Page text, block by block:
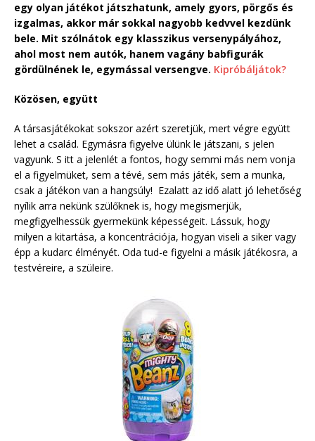
egy olyan játékot játszhatunk, amely gyors, pörgős és
izgalmas, akkor már sokkal nagyobb kedvvel kezdünk
bele. Mit szólnátok egy klasszikus versenypályához,
ahol most nem autók, hanem vagány babfigurák
gördülnének le, egymással versengve. Kipróbáljátok?
Közösen, együtt
A társasjátékokat sokszor azért szeretjük, mert végre együtt
lehet a család. Egymásra figyelve ülünk le játszani, s jelen
vagyunk. S itt a jelenlét a fontos, hogy semmi más nem vonja
el a figyelmüket, sem a tévé, sem más játék, sem a munka,
csak a játékon van a hangsúly! Ezalatt az idő alatt jó lehetőség
nyílik arra nekünk szülőknek is, hogy megismerjük,
megfigyelhessük gyermekünk képességeit. Lássuk, hogy
milyen a kitartása, a koncentrációja, hogyan viseli a siker vagy
épp a kudarc élményét. Oda tud-e figyelni a másik játékosra, a
testvéreire, a szüleire.